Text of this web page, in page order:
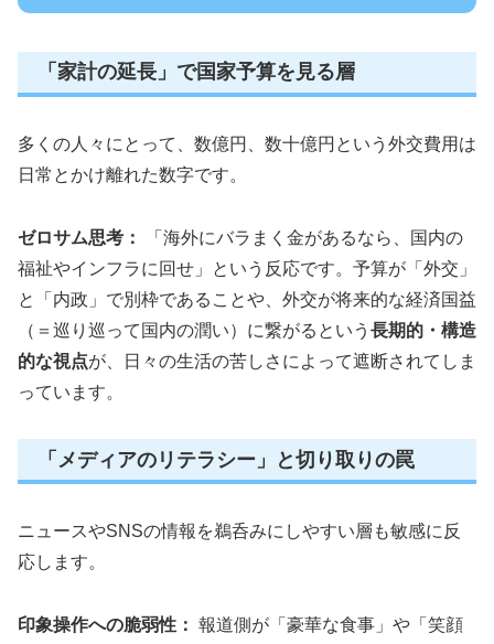
「家計の延長」で国家予算を見る層
多くの人々にとって、数億円、数十億円という外交費用は
日常とかけ離れた数字です。
ゼロサム思考：
「海外にバラまく金があるなら、国内の
福祉やインフラに回せ」という反応です。予算が「外交」
と「内政」で別枠であることや、外交が将来的な経済国益
（＝巡り巡って国内の潤い）に繋がるという 長期的・構造
的な視点が、日々の生活の苦しさによって遮断されてしま
っています。
「メディアのリテラシー」と切り取りの罠
ニュースやSNSの情報を鵜呑みにしやすい層も敏感に反
応します。
印象操作への脆弱性： 報道側が「豪華な食事」や「笑顔